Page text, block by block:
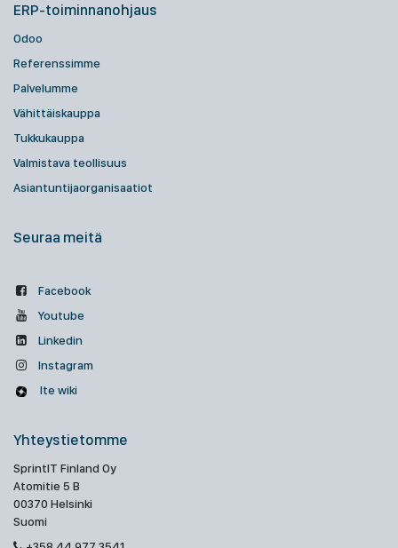
ERP-toiminnanohjaus
Odoo
Referenssimme
Palvelumme
Vähittäiskauppa
Tukkukauppa
Valmistava teollisuus
Asiantuntijaorganisaatiot
Seuraa meitä
Facebook
Youtube
Linkedin
Instagram
Ite wiki
Yhteystietomme
SprintIT Finland Oy
Atomitie 5 B
00370 Helsinki
Suomi